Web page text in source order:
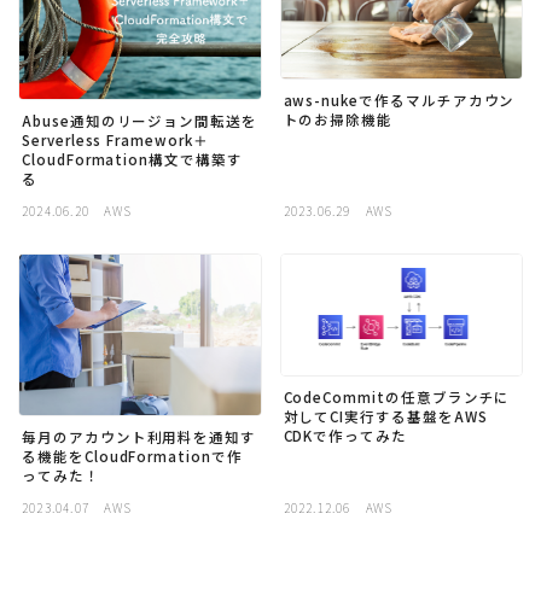
ビジネス
リモートワーク
社内制度
採用
公式ページ
Abuse通知のリージョン間転送を
Serverless Framework＋
CloudFormation構文で構築す
る
2024.06.20 AWS
aws-nukeで作るマルチアカウン
トのお掃除機能
2023.06.29 AWS
毎月のアカウント利用料を通知す
る機能をCloudFormationで作
ってみた！
2023.04.07 AWS
CodeCommitの任意ブランチに
対してCI実行する基盤をAWS
CDKで作ってみた
2022.12.06 AWS